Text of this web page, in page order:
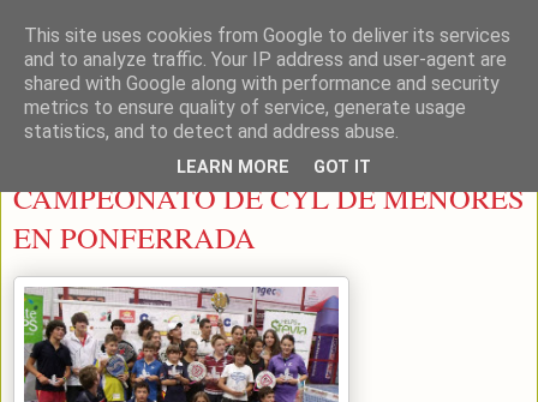
LEON PADEL
martes, 25 de septiembre de 2012
CAMPEONATO DE CYL DE MENORES
EN PONFERRADA
This site uses cookies from Google to deliver its services
and to analyze traffic. Your IP address and user-agent are
shared with Google along with performance and security
metrics to ensure quality of service, generate usage
statistics, and to detect and address abuse.
LEARN MORE GOT IT